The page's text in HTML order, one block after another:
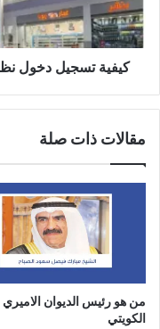
كيفية تسجيل دخول
مقالات ذات صلة
من هو رئيس الديوان الاميري
الكويتي